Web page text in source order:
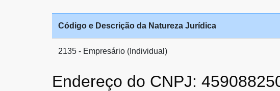
Código e Descrição da Natureza Jurídica
2135 - Empresário (Individual)
Endereço do CNPJ: